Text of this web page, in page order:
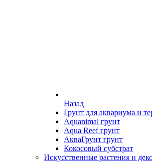
Назад
Грунт для аквариума и
Aquanimal грунт
Aqua Reef грунт
АкваГрунт грунт
Кокосовый субстрат
Искусственные растения и